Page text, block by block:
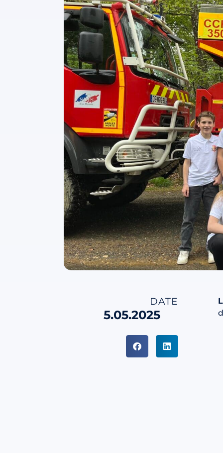
DATE
5.05.2025